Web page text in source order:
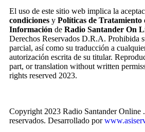
El uso de este sitio web implica la
condiciones y Políticas de Tratamiento
Información de Radio Santander On
Derechos Reservados D.R.A. Prohibida
parcial, así como su traducción a
autorización escrita de su titular.
part, or translation without written
rights reserved 2023.
Copyright 2023 Radio Santander Online
reservados. Desarrollado por